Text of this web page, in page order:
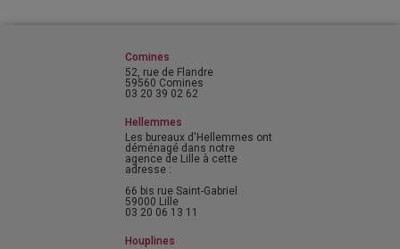
Comines
52, rue de Flandre
59560 Comines
03 20 39 02 62
Hellemmes
Les bureaux d'Hellemmes ont
déménagé dans notre
agence de Lille à cette
adresse :
66 bis rue Saint-Gabriel
59000 Lille
03 20 06 13 11
Houplines